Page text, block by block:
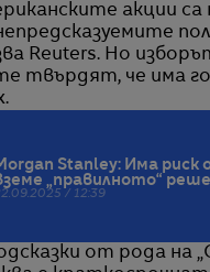
акции
Reuters. Но
твърдят, че има
Stanley: Има риск
„правилното“
/ 12:39
от рода на